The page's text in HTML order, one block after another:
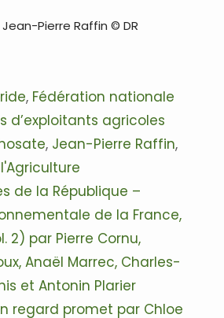
Pierre Raffin © DR
, Fédération nationale
d’exploitants agricoles
, Jean-Pierre Raffin,
de la République –
de la France,
2) par Pierre Cornu,
Anaël Marrec, Charles-
et Antonin Plarier
regard promet par Chloe